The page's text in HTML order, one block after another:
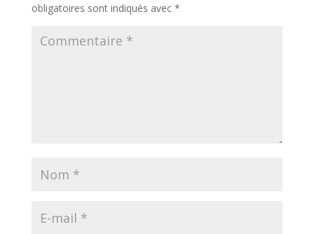
obligatoires sont indiqués avec *